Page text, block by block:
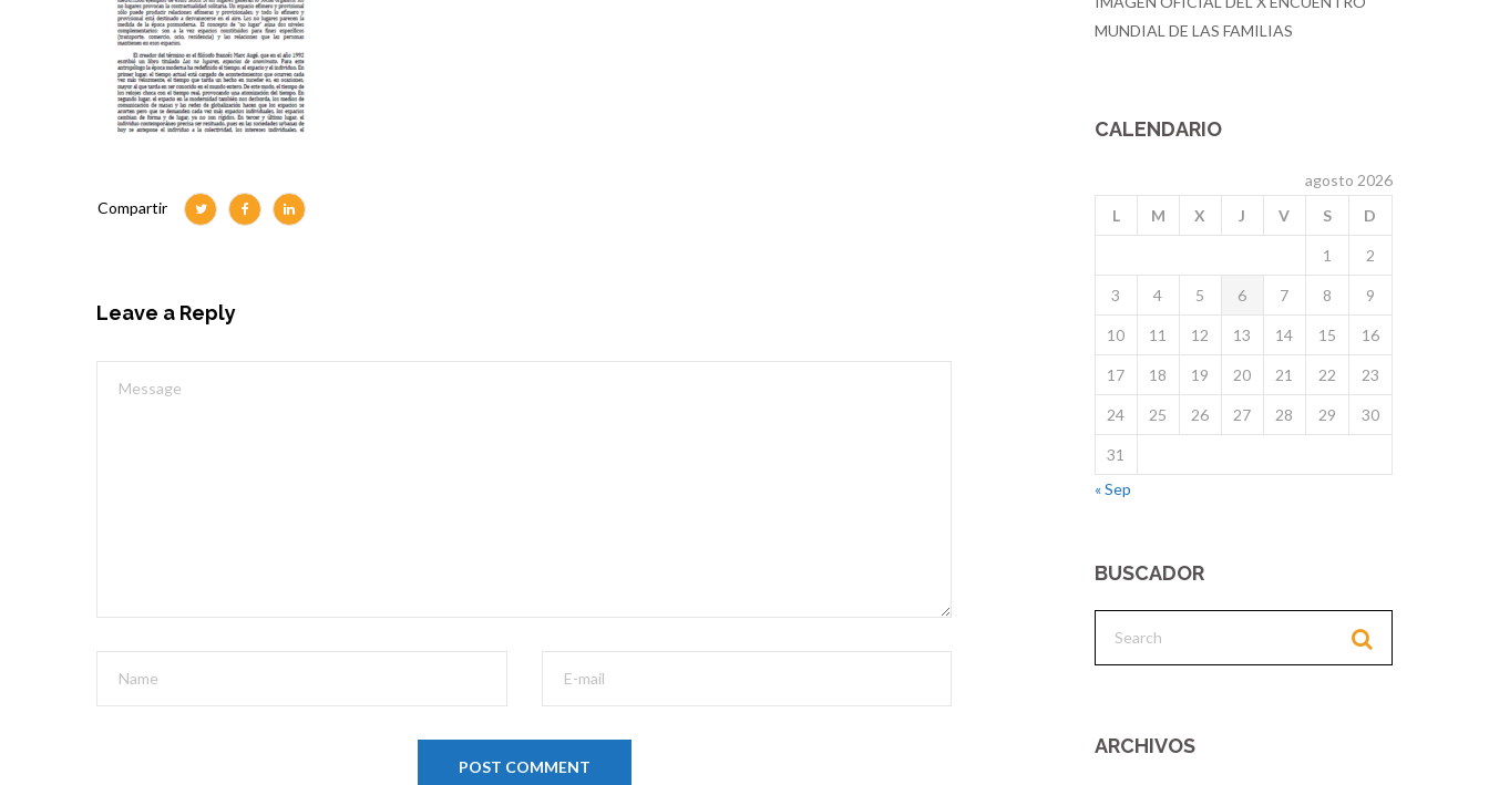
Compartir
Leave a Reply
MUNDIAL DE LAS FAMILIAS
CALENDARIO
agosto 2026
L
M X J V S D
1 2
3 4 5 6 7 8 9
10 11 12 13 14 15 16
17 18 19 20 21 22 23
24 25 26 27 28 29 30
31
« Sep
BUSCADOR
ARCHIVOS